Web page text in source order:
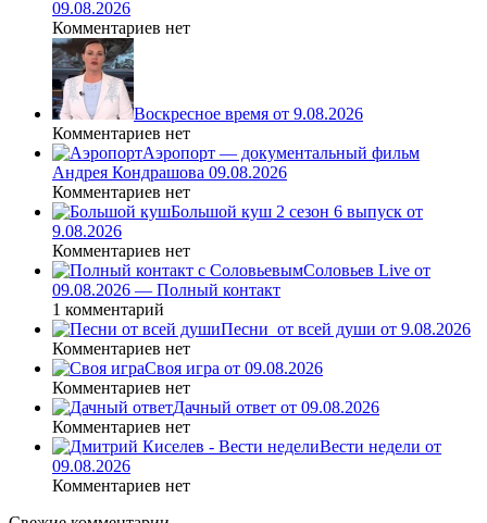
09.08.2026
Комментариев нет
Воскресное время от 9.08.2026
Комментариев нет
Аэропорт — документальный фильм
Андрея Кондрашова 09.08.2026
Комментариев нет
Большой куш 2 сезон 6 выпуск от
9.08.2026
Комментариев нет
Соловьев Live от
09.08.2026 — Полный контакт
1 комментарий
Песни_от всей души от 9.08.2026
Комментариев нет
Своя игра от 09.08.2026
Комментариев нет
Дачный ответ от 09.08.2026
Комментариев нет
Вести недели от
09.08.2026
Комментариев нет